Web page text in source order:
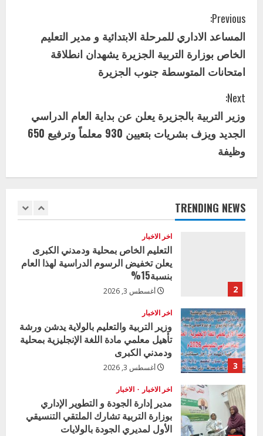
C
o
n
t
i
n
R
d
i
n
g
Previous:
المساعد الاداري للمرحلة الابتدائية و مدير التعليم
الخاص بوزارة التربية الجزيرة يشهدان انطلاقة
امتحانات المتوسطة جنوب الجزيرة
Next:
وزير التربية بالجزيرة يعلن عن بداية العام الدراسي
الجديد ويزف بشريات بتعيين 930 معلماً وترفيع 650
وظيفة
TRENDING NEWS
4
بوزارة التربية تشارك الملتقي التنسيقي
الأول لمديري الجودة بالولايات
يوليو 29, 2026
5
الكبرى تنفذ الحملة التعزيزية لاصحاح
البيئة بالمحلية
يوليو 29, 2026
1
2
اخر الاخبار
التعليم الخاص بمحلية ودمدني الكبرى
يعلن تخفيض الرسوم الدراسية لهذا العام
بنسبة15%
أغسطس 3, 2026
3
اخر الاخبار
وزير التربية والتعليم بالولاية يدشن ورشة
تأهيل معلمي مادة اللغة الإنجليزية بمحلية
ودمدني الكبرى
أغسطس 3, 2026
اخر الاخبار الاخبار
مدير إدارة الجودة و التطوير الإداري
بوزارة التربية تشارك الملتقي التنسيقي
الأول لمديري الجودة بالولايات